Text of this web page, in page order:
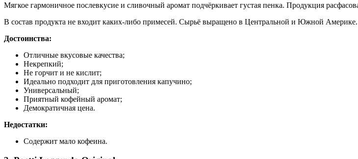
Мягкое гармоничное послевкусие и сливочный аромат подчёркивает густая пенка. Продукция
В состав продукта не входит каких-либо примесей. Сырьё выращено в Центральной и Южной Америке.
Достоинства:
Отличные вкусовые качества;
Некрепкий;
Не горчит и не кислит;
Идеально подходит для приготовления капучино;
Универсальный;
Приятный кофейный аромат;
Демократичная цена.
Недостатки:
Содержит мало кофеина.